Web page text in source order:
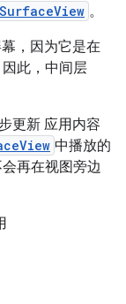
SurfaceView 。
，因为它是在
此，中间层
更新 应用内容
中播放的
再在视图旁边